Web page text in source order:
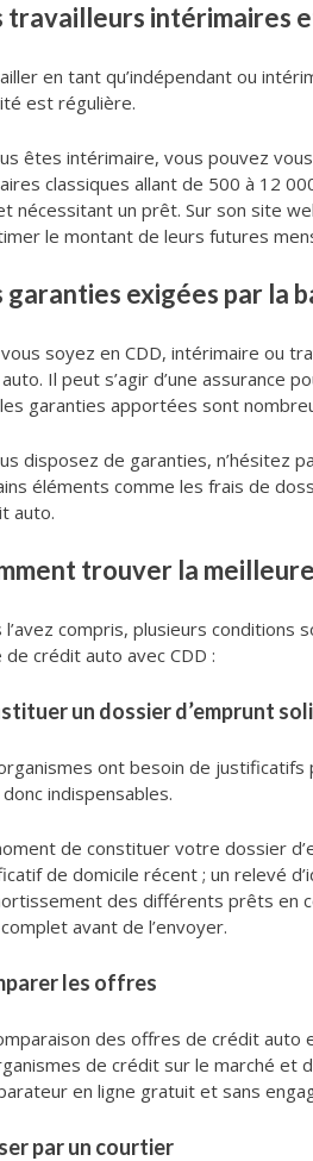
travailleurs intérimaires
en tant qu’indépendant ou
est régulière.
êtes intérimaire, vous pouvez
classiques allant de 500 à 12
nécessitant un prêt. Sur son site
le montant de leurs futures
garanties exigées par la
soyez en CDD, intérimaire ou
Il peut s’agir d’une assurance
garanties apportées sont
disposez de garanties, n’hésitez
éléments comme les frais de
auto.
trouver la
l’avez compris, plusieurs
crédit auto avec CDD :
un dossier d’emprunt
ont besoin de
indispensables.
de constituer votre dossier
de domicile récent ; un relevé
des différents prêts en
avant de l’envoyer.
les offres
des offres de crédit auto
de crédit sur le marché et
en ligne gratuit et sans
par un courtier